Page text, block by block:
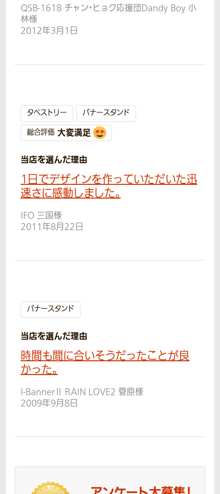
QSB-1618 チャン・ヒョク応援団Dandy Boy 小
林様
2012年3月1日
タペストリー
バナースタンド
総合評価 大変満足
当店を選んだ理由
1日でデザインを作っていただいた迅
速さに感動しました。
IFO 三国様
2011年8月22日
バナースタンド
当店を選んだ理由
時間も間に合いそうだったことが良
かった。
I-BannerⅡ RAIN LOVE2 菅原様
2009年9月8日